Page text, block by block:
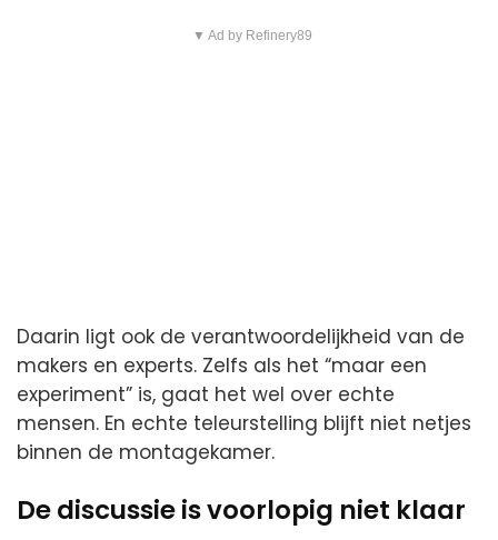
▼ Ad by Refinery89
Daarin ligt ook de verantwoordelijkheid van de
makers en experts. Zelfs als het “maar een
experiment” is, gaat het wel over echte
mensen. En echte teleurstelling blijft niet netjes
binnen de montagekamer.
De discussie is voorlopig niet klaar